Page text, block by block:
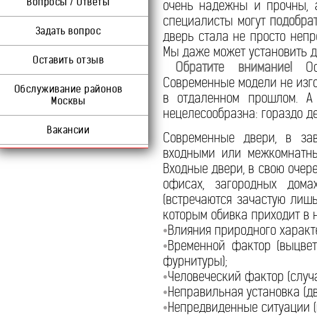
Задать вопрос
Оставить отзыв
Обслуживание районов
Москвы
Вакансии
очень надежны и прочны,
специалисты могут
дверь стала не просто
Мы даже может установить
Обратите внимание!
Современные модели не
в отдаленном прошлом. А
нецелесообразна: гораздо
Современные двери, в
входными или
Входные двери, в свою
офисах, загородных
(встречаются зачастую
которым обивка приходит в
•Влияния природного
•Временной фактор
фурнитуры);
•Человеческий фактор
•Неправильная установка
•Непредвиденные ситуации